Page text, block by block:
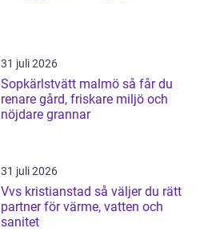
31 juli 2026
Sopkärlstvätt malmö så får du
renare gård, friskare miljö och
nöjdare grannar
31 juli 2026
Vvs kristianstad så väljer du rätt
partner för värme, vatten och
sanitet